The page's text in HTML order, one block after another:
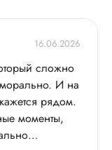
16.06.2026
сложно
И на
рядом.
моменты,